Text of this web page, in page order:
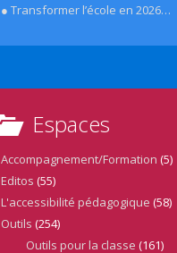
● Transformer l’école en 2026…
Espaces
Accompagnement/Formation (5)
Editos (55)
L'accessibilité pédagogique (58)
Outils (254)
Outils pour la classe (161)